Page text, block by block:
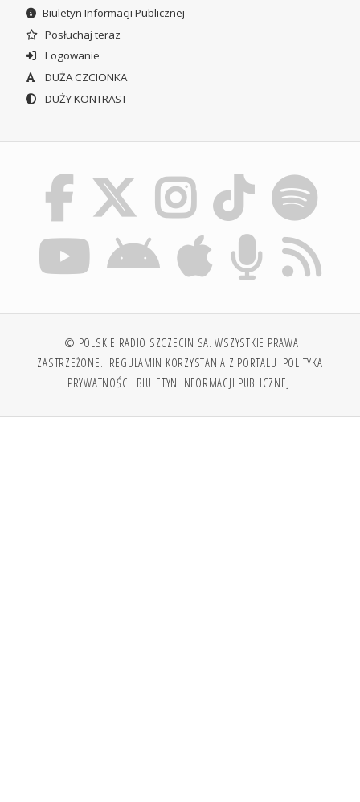
Biuletyn Informacji Publicznej
Posłuchaj teraz
Logowanie
DUŻA CZCIONKA
DUŻY KONTRAST
© POLSKIE RADIO SZCZECIN SA. WSZYSTKIE PRAWA
ZASTRZEŻONE. REGULAMIN KORZYSTANIA Z PORTALU POLITYKA
PRYWATNOŚCI BIULETYN INFORMACJI PUBLICZNEJ